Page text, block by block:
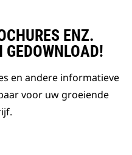
ENZ.
GEDOWNLOAD!
en andere informatieve
voor uw groeiende